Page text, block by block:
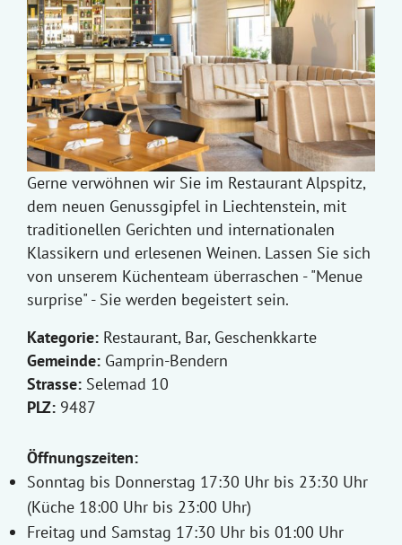
Gerne verwöhnen wir Sie im Restaurant Alpspitz,
dem neuen Genussgipfel in Liechtenstein, mit
traditionellen Gerichten und internationalen
Klassikern und erlesenen Weinen. Lassen Sie sich
von unserem Küchenteam überraschen - "Menue
surprise" - Sie werden begeistert sein.
Kategorie: Restaurant, Bar, Geschenkkarte
Gemeinde: Gamprin-Bendern
Strasse: Selemad 10
PLZ: 9487
Öffnungszeiten:
Sonntag bis Donnerstag 17:30 Uhr bis 23:30 Uhr
(Küche 18:00 Uhr bis 23:00 Uhr)
Freitag und Samstag 17:30 Uhr bis 01:00 Uhr